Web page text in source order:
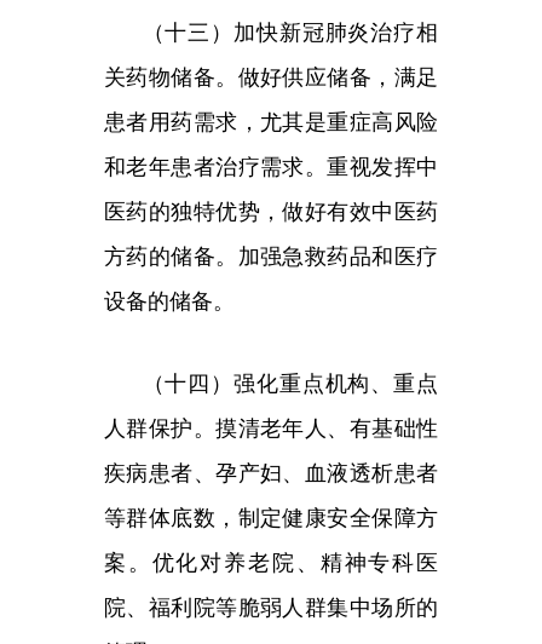
少疫情规模和处置时间。各地要进
一步健全疫情多渠道监测预警和多
点触发机制，面向跨省流动人员开
员管控，严格做到早发现、早报
告、早隔离、早治疗，避免战线扩
大、时间延长，决不能等待观望、
（十六）加大“一刀切”、层层
加码问题整治力度。地方党委和政
课、停工停产、未经批准阻断交
通、随意采取“静默”管理、随意封